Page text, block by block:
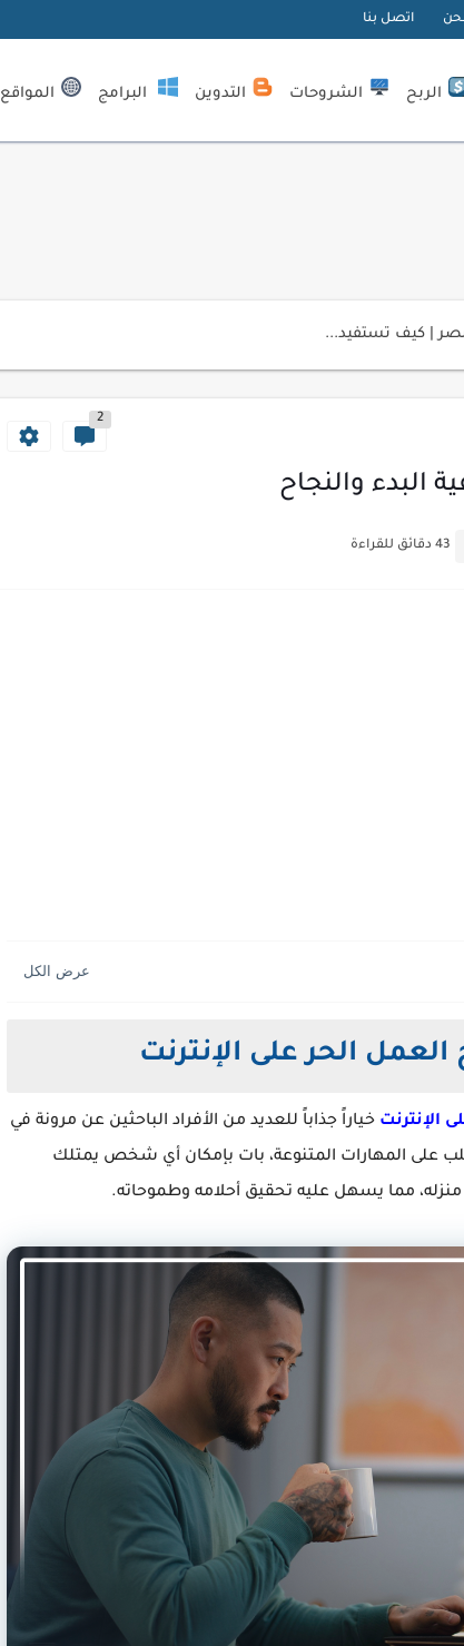
اتصل بنا
الربح الشروحات التدوين البرامج المواقع
للمبتدئين
عملك اليومي
2026
2
البدء والنجاح
43 دقائق للقراءة
الحر على الإنترنت
الإنترنت خياراً جذاباً للعديد من الأفراد الباحثين عن مرونة في
على المهارات المتنوعة، بات بإمكان أي شخص يمتلك
منزله، مما يسهل عليه تحقيق أحلامه وطموحاته.